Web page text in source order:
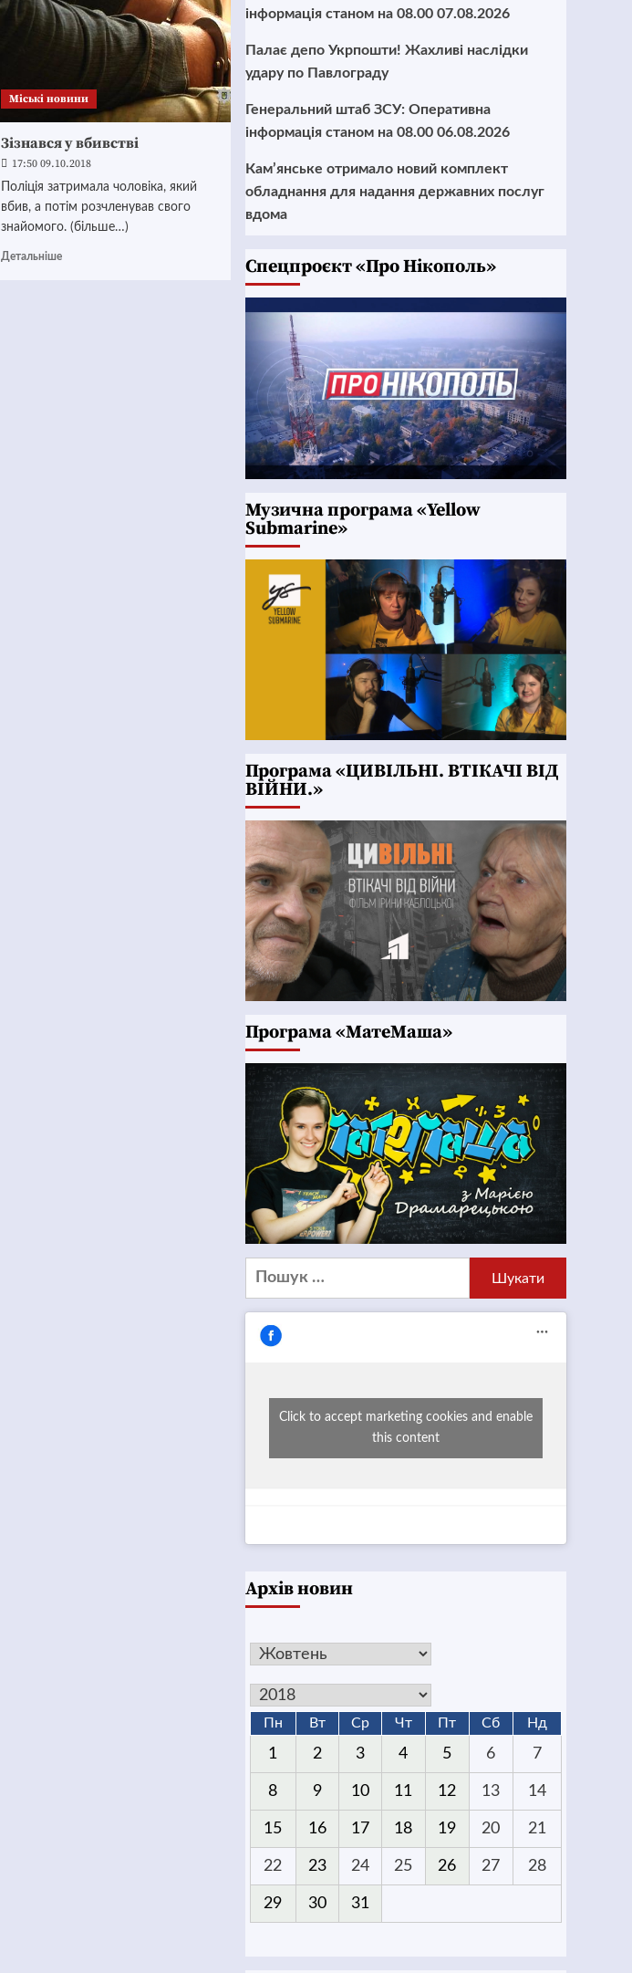
Mіські новини
Зізнався у вбивстві
17:50 09.10.2018
Поліція затримала чоловіка, який
вбив, а потім розчленував свого
знайомого. (більше…)
Детальніше
інформація станом на 08.00 07.08.2026
Палає депо Укрпошти! Жахливі наслідки
удару по Павлограду
Генеральний штаб ЗСУ: Оперативна
інформація станом на 08.00 06.08.2026
Кам’янське отримало новий комплект
обладнання для надання державних послуг
вдома
Cпецпроєкт «Про Нікополь»
Музична програма «Yellow
Submarine»
Програма «ЦИВІЛЬНІ. ВТІКАЧІ ВІД
ВІЙНИ.»
Програма «МатеМаша»
Пошук:
Click to accept marketing cookies and enable
this content
Архів новин
Пн Вт Ср Чт Пт Сб Нд
1 2 3 4 5 6 7
8 9 10 11 12 13 14
15 16 17 18 19 20 21
22 23 24 25 26 27 28
29 30 31